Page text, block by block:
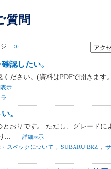
質問
≫
認したい。
ださい。(資料はPDFで開きます
示
。
おりです。 ただし、グレードに
...
詳細表示
スペックについて , SUBARU BRZ, サ